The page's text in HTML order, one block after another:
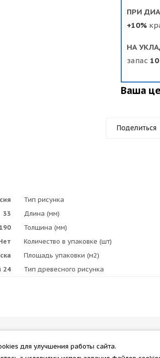
ПРИ
+10%
НА
запас
Ваша
Поделиться
Тип рисунка
33 Длина (мм)
Толщина (мм)
Количество в упаковке (шт)
Площадь упаковки (м2)
24 Тип древесного рисунка
Полезно знать
для улучшения работы сайта.